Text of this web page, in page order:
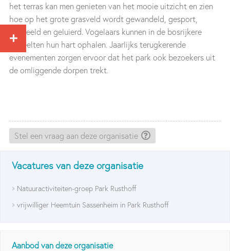
het terras kan men genieten van het mooie uitzicht en zien
hoe op het grote grasveld wordt gewandeld, gesport,
gespeeld en geluierd. Vogelaars kunnen in de bosrijkere
gedeelten hun hart ophalen. Jaarlijks terugkerende
evenementen zorgen ervoor dat het park ook bezoekers uit
de omliggende dorpen trekt.
Stel een vraag aan deze organisatie
Vacatures van deze organisatie
Natuuractiviteiten-groep Park Rusthoff
vrijwilliger Heemtuin Sassenheim in Park Rusthoff
Aanbod van deze organisatie